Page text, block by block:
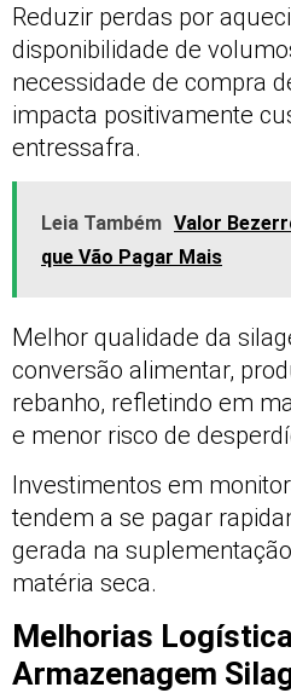
Reduzir perdas por
disponibilidade de
necessidade de compra
impacta positivamente
entressafra.
Leia Também Valor
que Vão Pagar Mais
Melhor qualidade da
conversão alimentar,
rebanho, refletindo em
e menor risco de
Investimentos em
tendem a se pagar
gerada na
matéria seca.
Melhorias
Armazenagem